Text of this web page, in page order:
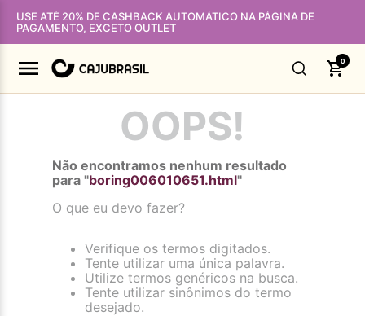
USE ATÉ 20% DE CASHBACK AUTOMÁTICO NA PÁGINA DE
PAGAMENTO, EXCETO OUTLET
0
OOPS!
Não encontramos nenhum resultado
para "boring006010651.html"
O que eu devo fazer?
Verifique os termos digitados.
Tente utilizar uma única palavra.
Utilize termos genéricos na busca.
Tente utilizar sinônimos do termo
desejado.